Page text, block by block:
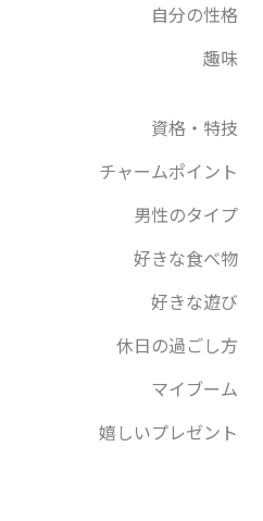
自分の性格
趣味
資格・特技
チャームポイント
男性のタイプ
好きな食べ物
好きな遊び
休日の過ごし方
マイブーム
嬉しいプレゼント